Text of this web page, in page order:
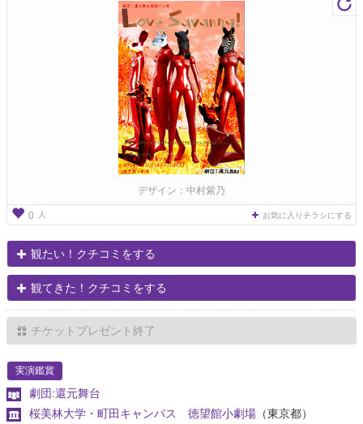
デザイン：中村紫乃
0 人 お気に入りチラシにする
観たい！クチコミをする
観てきた！クチコミをする
チケットプレゼント終了
実演鑑賞
劇団:還元舞台
桜美林大学・町田キャンパス 徳望館小劇場 （東京都）